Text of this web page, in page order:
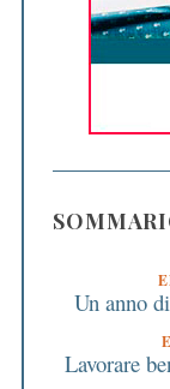
Un anno
Lavorare